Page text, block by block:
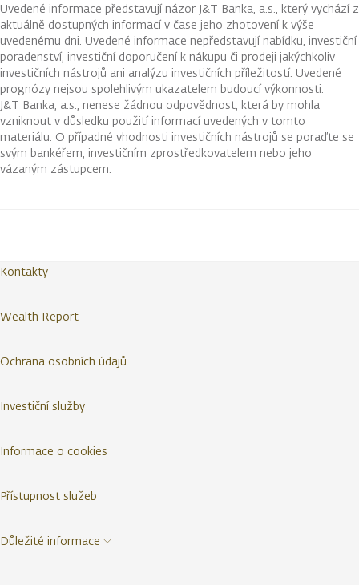
Uvedené informace představují názor J&T Banka, a.s., který vychází z
aktuálně dostupných informací v čase jeho zhotovení k výše
uvedenému dni. Uvedené informace nepředstavují nabídku, investiční
poradenství, investiční doporučení k nákupu či prodeji jakýchkoliv
investičních nástrojů ani analýzu investičních příležitostí. Uvedené
prognózy nejsou spolehlivým ukazatelem budoucí výkonnosti.
J&T Banka, a.s., nenese žádnou odpovědnost, která by mohla
vzniknout v důsledku použití informací uvedených v tomto
materiálu. O případné vhodnosti investičních nástrojů se poraďte se
svým bankéřem, investičním zprostředkovatelem nebo jeho
vázaným zástupcem.
Kontakty
Wealth Report
Ochrana osobních údajů
Investiční služby
Informace o cookies
Přístupnost služeb
Důležité informace